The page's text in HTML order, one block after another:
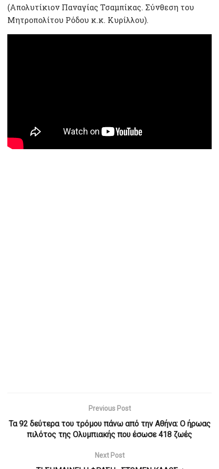
(Απολυτίκιον Παναγίας Τσαμπίκας. Σύνθεση του
Μητροπολίτου Ρόδου κ.κ. Κυρίλλου).
Previous Post
Τα 92 δεύτερα του τρόμου πάνω από την Αθήνα: Ο ήρωας
πιλότος της Ολυμπιακής που έσωσε 418 ζωές
Next Post